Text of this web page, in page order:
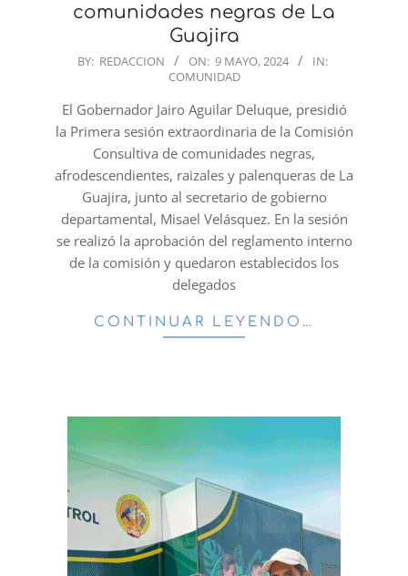
comunidades negras de La
Guajira
2024-
09
BY: REDACCION ON: 9 MAYO, 2024
IN:
COMUNIDAD
El Gobernador Jairo Aguilar Deluque, presidió
la Primera sesión extraordinaria de la Comisión
Consultiva de comunidades negras,
afrodescendientes, raizales y palenqueras de La
Guajira, junto al secretario de gobierno
departamental, Misael Velásquez. En la sesión
se realizó la aprobación del reglamento interno
de la comisión y quedaron establecidos los
delegados
CONTINUAR LEYENDO…